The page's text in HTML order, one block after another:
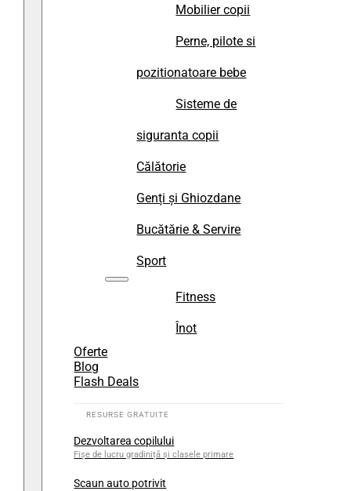
Mobilier copii
Perne, pilote si
pozitionatoare bebe
Sisteme de
siguranta copii
Călătorie
Genți și Ghiozdane
Bucătărie & Servire
Sport
Fitness
Înot
Oferte
Blog
Flash Deals
Dezvoltarea copilului
Fișe de lucru gradiniță și clasele primare
Scaun auto potrivit